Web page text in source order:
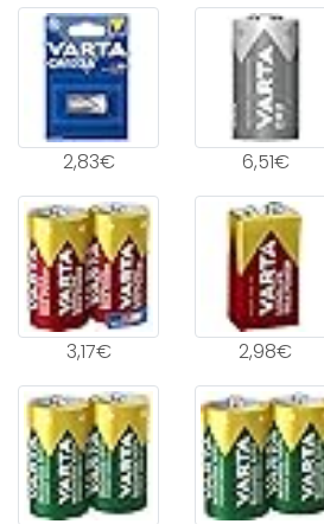
2,83€ 6,51€
3,17€ 2,98€